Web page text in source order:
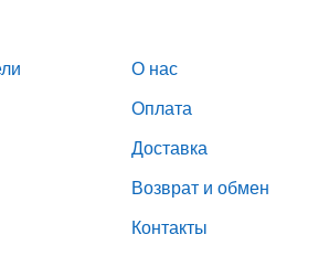
О нас
Оплата
Доставка
Возврат и обмен
Контакты